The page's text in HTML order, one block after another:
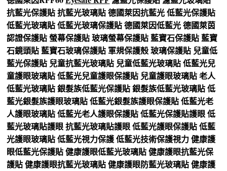
抗藍光保護貼抗藍光玻璃貼德國萊因抗藍光低藍光保護貼
低藍光玻璃貼低藍光玻璃保護貼德國萊因低藍光德國萊茵
認證保護貼螢幕保護貼玻璃螢幕保護貼藍寶石保護貼藍寶
石鏡頭貼藍寶石玻璃保護貼 軍規保護殼玻璃保護貼 兒童低
藍光保護貼 兒童抗藍光玻璃貼 兒童低藍光玻璃貼低藍光兒
童護眼玻璃貼低藍光兒童護眼保護貼 兒童護眼玻璃貼老人
低藍光玻璃貼銀髮族低藍光保護貼銀髮族低藍光玻璃貼低
藍光銀髮族護眼玻璃貼低藍光銀髮族護眼保護貼低藍光老
人護眼玻璃貼低藍光老人護眼保護貼低藍光保護貼護眼低
藍光玻璃貼護眼抗藍光玻璃貼護眼低藍光護眼保護貼低藍
光護眼玻璃貼低藍光視力保護低藍光技術保護視力健康護
眼低藍光保護貼健康護眼低藍光玻璃貼健康護眼抗藍光保
護貼健康護眼抗藍光玻璃貼健康護眼防藍光玻璃貼健康護